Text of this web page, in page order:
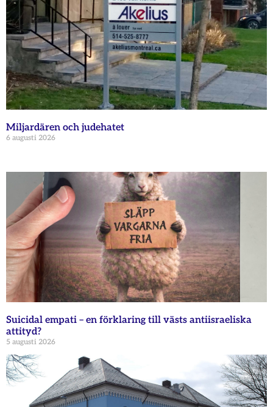
Miljardären och judehatet
6 augusti 2026
Suicidal empati – en förklaring till västs antiisraeliska
attityd?
5 augusti 2026